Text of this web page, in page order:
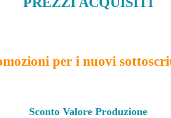
per i nuovi
Sconto Valore Produzione